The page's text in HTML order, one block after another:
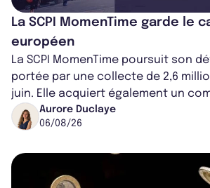
La SCPI MomenTime garde le
européen
La SCPI MomenTime poursuit son
portée par une collecte de 2,6
juin. Elle acquiert également un
Worcester, place une plateforme
Aurore Duclaye
06/08/26